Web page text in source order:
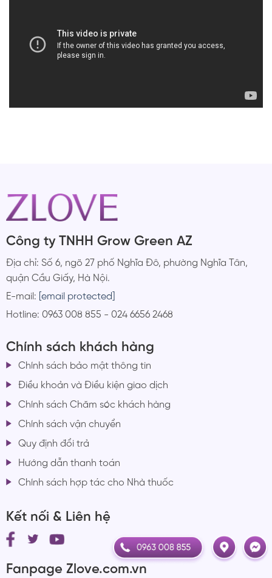
Công ty TNHH Grow Green AZ
Địa chỉ: Số 6, ngõ 27 phố Nghĩa Đô, phường Nghĩa Tân,
quận Cầu Giấy, Hà Nội.
E-mail: [email protected]
Hotline: 0963 008 855 - 024 6656 2468
Chính sách khách hàng
Chính sách bảo mật thông tin
Điều khoản và Điều kiện giao dịch
Chính sách Chăm sóc khách hàng
Chính sách vận chuyển
Quy định đổi trả
Hướng dẫn thanh toán
Chính sách hợp tác cho Nhà thuốc
Kết nối & Liên hệ
Fanpage Zlove.com.vn